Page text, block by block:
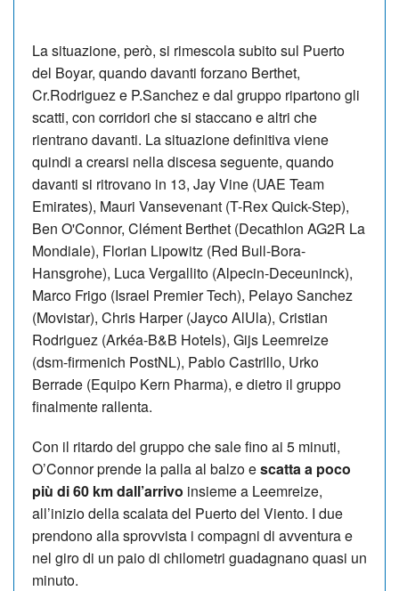
La situazione, però, si rimescola subito sul Puerto
del Boyar, quando davanti forzano Berthet,
Cr.Rodriguez e P.Sanchez e dal gruppo ripartono gli
scatti, con corridori che si staccano e altri che
rientrano davanti. La situazione definitiva viene
quindi a crearsi nella discesa seguente, quando
davanti si ritrovano in 13, Jay Vine (UAE Team
Emirates), Mauri Vansevenant (T-Rex Quick-Step),
Ben O'Connor, Clément Berthet (Decathlon AG2R La
Mondiale), Florian Lipowitz (Red Bull-Bora-
Hansgrohe), Luca Vergallito (Alpecin-Deceuninck),
Marco Frigo (Israel Premier Tech), Pelayo Sanchez
(Movistar), Chris Harper (Jayco AlUla), Cristian
Rodriguez (Arkéa-B&B Hotels), Gijs Leemreize
(dsm-firmenich PostNL), Pablo Castrillo, Urko
Berrade (Equipo Kern Pharma), e dietro il gruppo
finalmente rallenta.
Con il ritardo del gruppo che sale fino ai 5 minuti,
O’Connor prende la palla al balzo escatta a poco
più di 60 km dall’arrivo insieme a Leemreize,
all’inizio della scalata del Puerto del Viento. I due
prendono alla sprovvista i compagni di avventura e
nel giro di un paio di chilometri guadagnano quasi un
minuto.